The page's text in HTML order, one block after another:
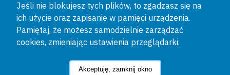
Jeśli nie blokujesz tych plików, to zgadzasz się na
ich użycie oraz zapisanie w pamięci urządzenia.
Pamiętaj, że możesz samodzielnie zarządzać
cookies, zmieniając ustawienia przeglądarki.
Akceptuję, zamknij okno